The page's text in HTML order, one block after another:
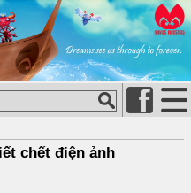
chết điện ảnh